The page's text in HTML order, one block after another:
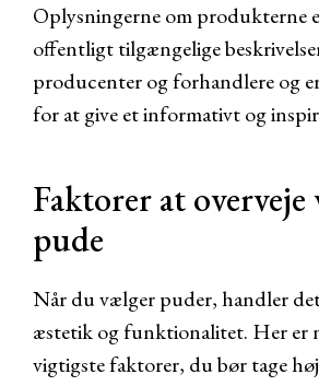
Oplysningerne om produkterne
offentligt tilgængelige
producenter og forhandlere og
for at give et informativt og
Faktorer at overveje
pude
Når du vælger puder, handler
æstetik og funktionalitet. Her er
vigtigste faktorer, du bør tage